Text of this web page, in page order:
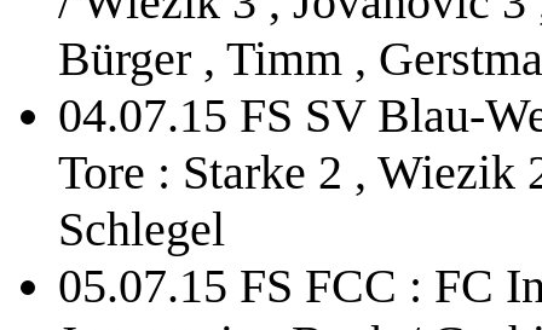
Bürger , Timm ,
04.07.15 FS SV Blau-
Tore : Starke 2 , Wiezik
Schlegel
05.07.15 FS FCC : FC